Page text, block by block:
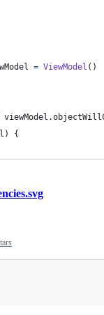
= ViewModel ( )
viewModel .
)
{